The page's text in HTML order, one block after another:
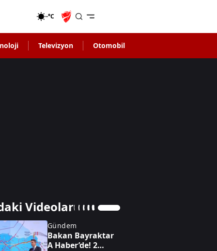
-°C
Televizyon Otomobil
Videolar
Gündem
Bakan Bayraktar
A Haber’de! 2